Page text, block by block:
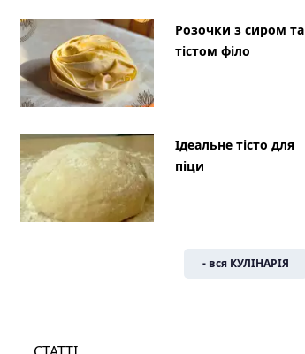
Розочки з сиром та
тістом філо
Ідеальне тісто для
піци
- вся КУЛІНАРІЯ